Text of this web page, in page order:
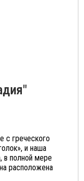
греческого
и наша
в полной мере
расположена